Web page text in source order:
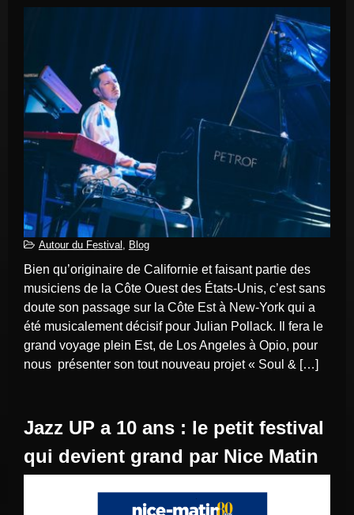
Autour du Festival , Blog
Bien qu’originaire de Californie et faisant partie des
musiciens de la Côte Ouest des États-Unis, c’est sans
doute son passage sur la Côte Est à New-York qui a
été musicalement décisif pour Julian Pollack. Il fera le
grand voyage plein Est, de Los Angeles à Opio, pour
nous présenter son tout nouveau projet « Soul & […]
Jazz UP a 10 ans : le petit festival
qui devient grand par Nice Matin